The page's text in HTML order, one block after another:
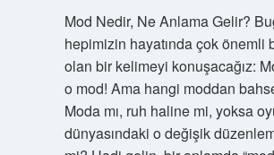
Mod Nedir, Ne Anlama Gelir?
hepimizin hayatında çok önemli
olan bir kelimeyi konuşacağız:
o mod! Ama hangi moddan
Moda mı, ruh haline mi, yoksa
dünyasındaki o değişik